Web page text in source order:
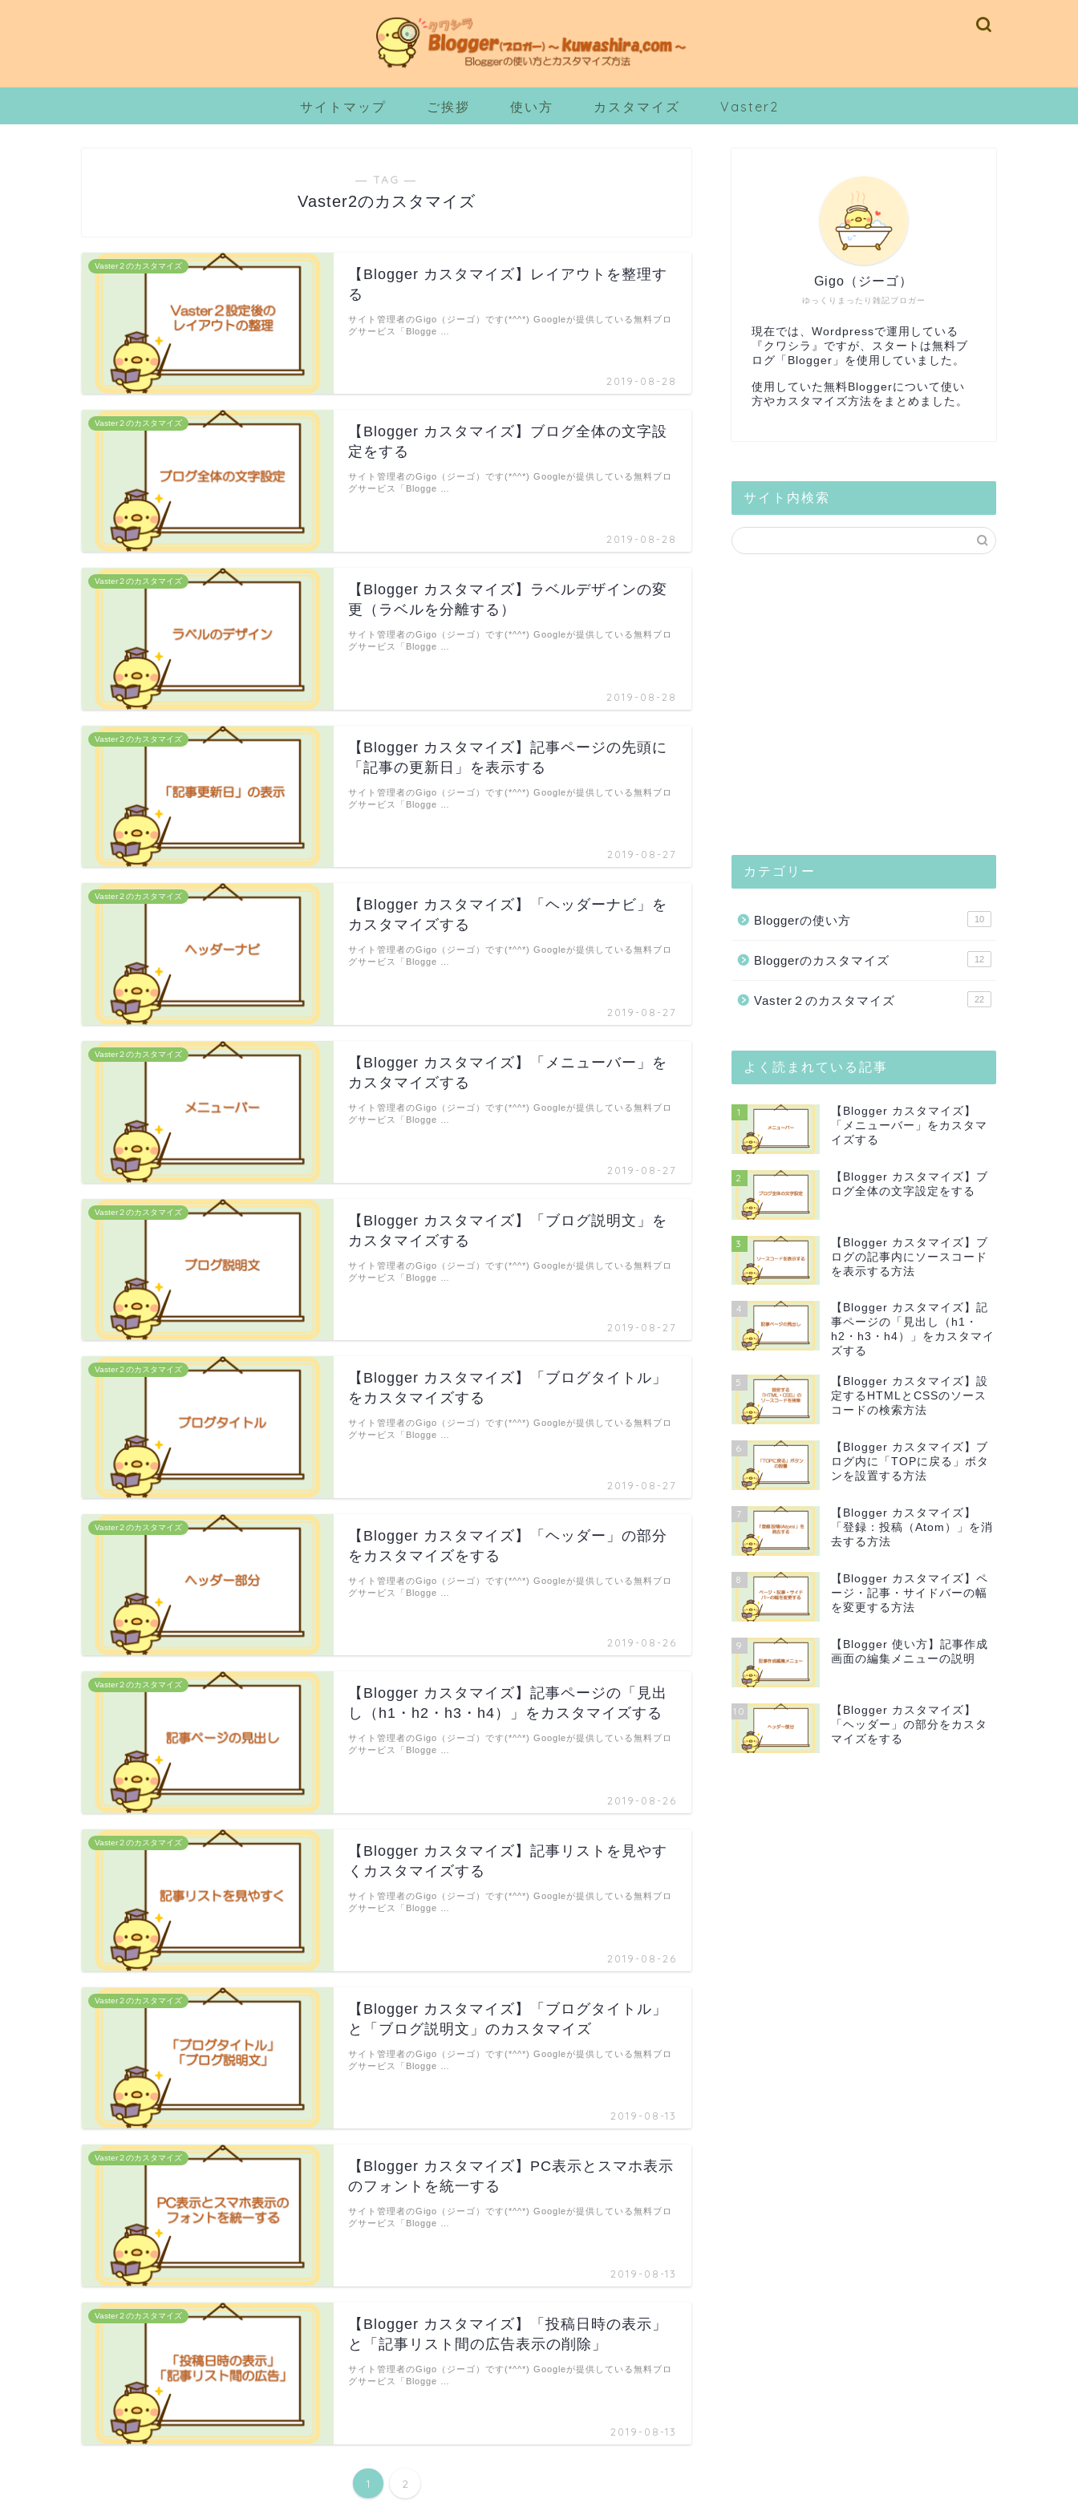
サイトマップ ご挨拶 使い方 カスタマイズ Vaster2
― TAG ―
Vaster2のカスタマイズ
Vaster２のカスタマイズ
【Blogger カスタマイズ】レイアウトを整理す
る
2019-08-28
サイト管理者のGigo（ジーゴ）です(*^^*) Googleが提供している無料ブロ
グサービス「Blogge …
Vaster２のカスタマイズ
【Blogger カスタマイズ】ブログ全体の文字設
定をする
2019-08-28
サイト管理者のGigo（ジーゴ）です(*^^*) Googleが提供している無料ブロ
グサービス「Blogge …
Vaster２のカスタマイズ
【Blogger カスタマイズ】ラベルデザインの変
更（ラベルを分離する）
2019-08-28
サイト管理者のGigo（ジーゴ）です(*^^*) Googleが提供している無料ブロ
グサービス「Blogge …
Vaster２のカスタマイズ
【Blogger カスタマイズ】記事ページの先頭に
「記事の更新日」を表示する
2019-08-27
サイト管理者のGigo（ジーゴ）です(*^^*) Googleが提供している無料ブロ
グサービス「Blogge …
Vaster２のカスタマイズ
【Blogger カスタマイズ】「ヘッダーナビ」を
カスタマイズする
2019-08-27
サイト管理者のGigo（ジーゴ）です(*^^*) Googleが提供している無料ブロ
グサービス「Blogge …
Vaster２のカスタマイズ
【Blogger カスタマイズ】「メニューバー」を
カスタマイズする
2019-08-27
サイト管理者のGigo（ジーゴ）です(*^^*) Googleが提供している無料ブロ
グサービス「Blogge …
Vaster２のカスタマイズ
【Blogger カスタマイズ】「ブログ説明文」を
カスタマイズする
2019-08-27
サイト管理者のGigo（ジーゴ）です(*^^*) Googleが提供している無料ブロ
グサービス「Blogge …
Vaster２のカスタマイズ
【Blogger カスタマイズ】「ブログタイトル」
をカスタマイズする
2019-08-27
サイト管理者のGigo（ジーゴ）です(*^^*) Googleが提供している無料ブロ
グサービス「Blogge …
Vaster２のカスタマイズ
【Blogger カスタマイズ】「ヘッダー」の部分
をカスタマイズをする
2019-08-26
サイト管理者のGigo（ジーゴ）です(*^^*) Googleが提供している無料ブロ
グサービス「Blogge …
Vaster２のカスタマイズ
【Blogger カスタマイズ】記事ページの「見出
し（h1・h2・h3・h4）」をカスタマイズする
2019-08-26
サイト管理者のGigo（ジーゴ）です(*^^*) Googleが提供している無料ブロ
グサービス「Blogge …
Vaster２のカスタマイズ
【Blogger カスタマイズ】記事リストを見やす
くカスタマイズする
2019-08-26
サイト管理者のGigo（ジーゴ）です(*^^*) Googleが提供している無料ブロ
グサービス「Blogge …
Vaster２のカスタマイズ
【Blogger カスタマイズ】「ブログタイトル」
と「ブログ説明文」のカスタマイズ
2019-08-13
サイト管理者のGigo（ジーゴ）です(*^^*) Googleが提供している無料ブロ
グサービス「Blogge …
Vaster２のカスタマイズ
【Blogger カスタマイズ】PC表示とスマホ表示
のフォントを統一する
2019-08-13
サイト管理者のGigo（ジーゴ）です(*^^*) Googleが提供している無料ブロ
グサービス「Blogge …
Vaster２のカスタマイズ
【Blogger カスタマイズ】「投稿日時の表示」
と「記事リスト間の広告表示の削除」
2019-08-13
サイト管理者のGigo（ジーゴ）です(*^^*) Googleが提供している無料ブロ
グサービス「Blogge …
1 2
ゆっくりまったり雑記ブロガー
Gigo（ジーゴ）
現在では、Wordpressで運用している
『クワシラ』ですが、スタートは無料ブ
ログ「Blogger」を使用していました。
使用していた無料Bloggerについて使い
方やカスタマイズ方法をまとめました。
サイト内検索
カテゴリー
Bloggerの使い方 10
Bloggerのカスタマイズ 12
Vaster２のカスタマイズ 22
よく読まれている記事
1
【Blogger カスタマイズ】
「メニューバー」をカスタマ
イズする
2
【Blogger カスタマイズ】ブ
ログ全体の文字設定をする
3
【Blogger カスタマイズ】ブ
ログの記事内にソースコード
を表示する方法
4
【Blogger カスタマイズ】記
事ページの「見出し（h1・
h2・h3・h4）」をカスタマイ
ズする
5
【Blogger カスタマイズ】設
定するHTMLとCSSのソース
コードの検索方法
6
【Blogger カスタマイズ】ブ
ログ内に「TOPに戻る」ボタ
ンを設置する方法
7
【Blogger カスタマイズ】
「登録：投稿（Atom）」を消
去する方法
8
【Blogger カスタマイズ】ペ
ージ・記事・サイドバーの幅
を変更する方法
9
【Blogger 使い方】記事作成
画面の編集メニューの説明
10
【Blogger カスタマイズ】
「ヘッダー」の部分をカスタ
マイズをする